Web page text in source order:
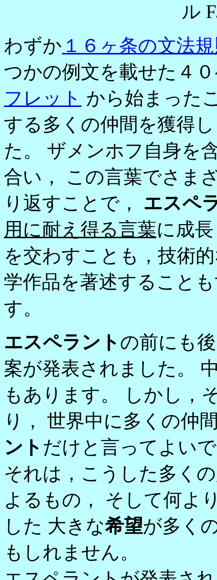
ル
わずか１６ヶ条の文法
つかの例文を載せた４
フレットから始まった
する多くの仲間を獲得
た。 ザメンホフ自身を
合い， この言葉でさま
り返すことで，エスペ
用に耐え得る言葉に成
を交わすことも，技術
学作品を著述すること
す。
エスペラントの前にも
案が発表されました。
もあります。 しかし，
り， 世界中に多くの仲
ントだけと言ってよい
それは，こうした多く
よるもの， そして何よ
した 大きな希望が多く
もしれません。